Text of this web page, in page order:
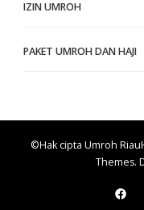
IZIN UMROH
PAKET UMROH DAN HAJI
©Hak cipta Umroh Riau
Themes.